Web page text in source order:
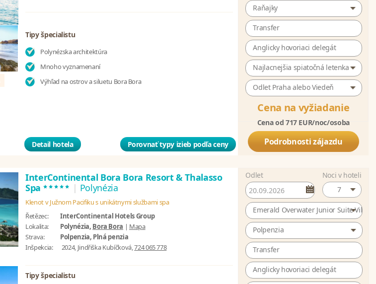
Tipy špecialistu
Polynézska architektúra
Mnoho vyznamenaní
Výhľad na ostrov a siluetu Bora Bora
Detail hotela Porovnať typy izieb podľa ceny
Raňajky
Transfer
Anglicky hovoriaci delegát
Najlacnejšia spiatočná letenka
Odlet Praha alebo Viedeň
Cena na vyžiadanie
Cena od 717 EUR/noc/osoba
Podrobnosti zájazdu
InterContinental Bora Bora Resort & Thalasso
Spa ***** | Polynézia
Klenot v Južnom Pacifiku s unikátnymi službami spa
Řetězec:
InterContinental Hotels Group
Lokalita:
Polynézia, Bora Bora | Mapa
Strava:
Polpenzia, Plná penzia
Inšpekcia:
2024, Jindřiška Kubíčková,724 065 778
Tipy špecialistu
Odlet
Noci v hoteli
7
Emerald Overwater Junior Suite Villa
Polpenzia
Transfer
Anglicky hovoriaci delegát